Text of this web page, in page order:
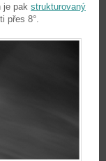
je pak strukturovaný
přes 8°.